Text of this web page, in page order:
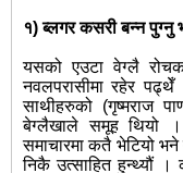
१) ब्लगर कसरी बन्न पुग्नु
यसको एउटा वेग्लै
नवलपरासीमा रहेर पढ्थेँ
साथीहरुको (गृष्मराज
बेग्लैखाले समूह थियो ।
समाचारमा कतै भेटियो
निकै उत्साहित हुन्थ्यौं ।